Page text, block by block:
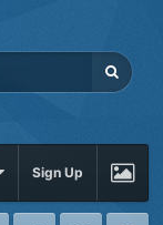
Sign Up